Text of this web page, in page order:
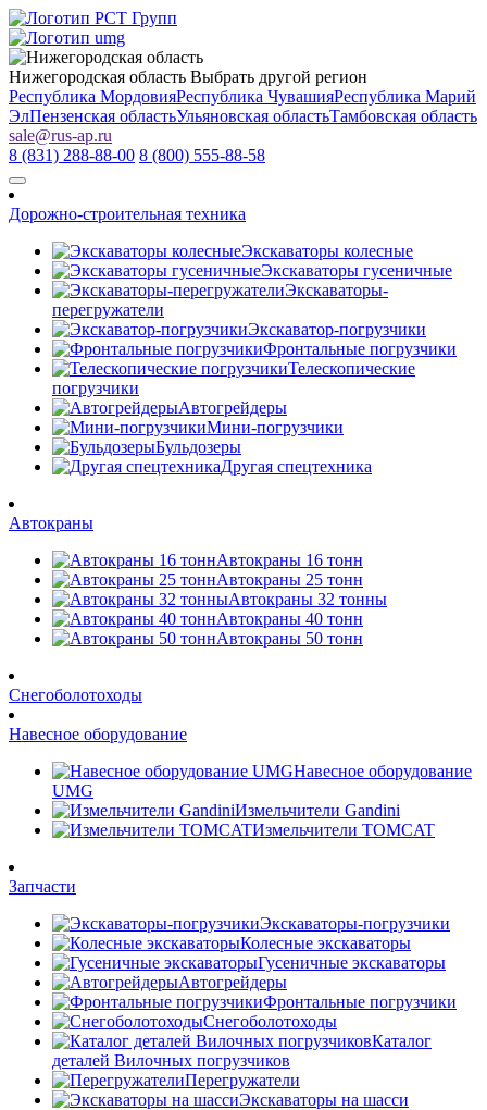
Нижегородская область Выбрать другой регион
Республика МордовияРеспублика ЧувашияРеспублика Марий
ЭлПензенская областьУльяновская областьТамбовская область
sale@rus-ap.ru
8 (831) 288-88-00 8 (800) 555-88-58
Дорожно-строительная техника
Экскаваторы колесные
Экскаваторы гусеничные
Экскаваторы-
перегружатели
Экскаватор-погрузчики
Фронтальные погрузчики
Телескопические
погрузчики
Автогрейдеры
Мини-погрузчики
Бульдозеры
Другая спецтехника
Автокраны
Автокраны 16 тонн
Автокраны 25 тонн
Автокраны 32 тонны
Автокраны 40 тонн
Автокраны 50 тонн
Снегоболотоходы
Навесное оборудование
Навесное оборудование
UMG
Измельчители Gandini
Измельчители TOMCAT
Запчасти
Экскаваторы-погрузчики
Колесные экскаваторы
Гусеничные экскаваторы
Автогрейдеры
Фронтальные погрузчики
Снегоболотоходы
Каталог
деталей Вилочных погрузчиков
Перегружатели
Экскаваторы на шасси